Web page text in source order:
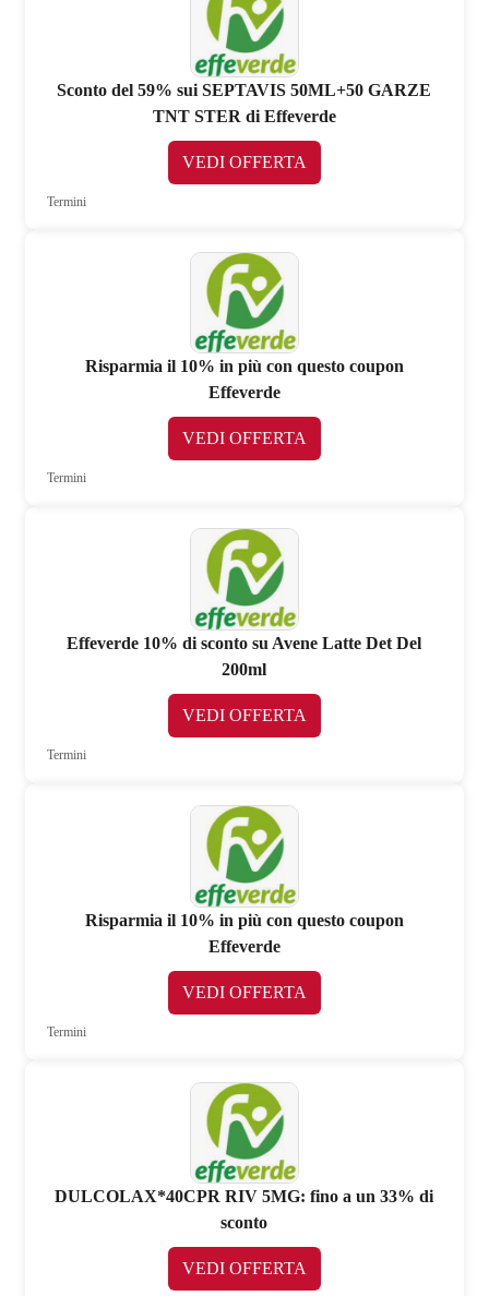
Sconto del 59% sui SEPTAVIS 50ML+50 GARZE
TNT STER di Effeverde
VEDI OFFERTA
Termini
Risparmia il 10% in più con questo coupon
Effeverde
VEDI OFFERTA
Termini
Effeverde 10% di sconto su Avene Latte Det Del
200ml
VEDI OFFERTA
Termini
Risparmia il 10% in più con questo coupon
Effeverde
VEDI OFFERTA
Termini
DULCOLAX*40CPR RIV 5MG: fino a un 33% di
sconto
VEDI OFFERTA